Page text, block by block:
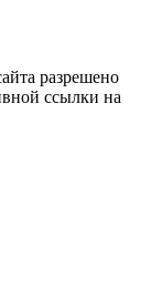
разрешено
ссылки на